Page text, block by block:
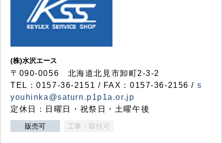
(株)水沢エース
〒090-0056 北海道北見市卸町2-3-2
TEL：0157-36-2151 / FAX：0157-36-2156 / s
youhinka@saturn.p1p1a.or.jp
定休日：日曜日・祝祭日・土曜午後
販売可 工事・取付可